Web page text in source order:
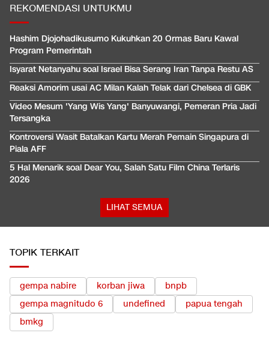
REKOMENDASI UNTUKMU
Hashim Djojohadikusumo Kukuhkan 20 Ormas Baru Kawal
Program Pemerintah
Isyarat Netanyahu soal Israel Bisa Serang Iran Tanpa Restu AS
Reaksi Amorim usai AC Milan Kalah Telak dari Chelsea di GBK
Video Mesum 'Yang Wis Yang' Banyuwangi, Pemeran Pria Jadi
Tersangka
Kontroversi Wasit Batalkan Kartu Merah Pemain Singapura di
Piala AFF
5 Hal Menarik soal Dear You, Salah Satu Film China Terlaris
2026
LIHAT SEMUA
TOPIK TERKAIT
gempa nabire korban jiwa
bnpb
gempa magnitudo 6
undefined
papua tengah
bmkg